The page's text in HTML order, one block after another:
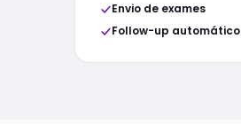
Envio de exames
Follow-up automático